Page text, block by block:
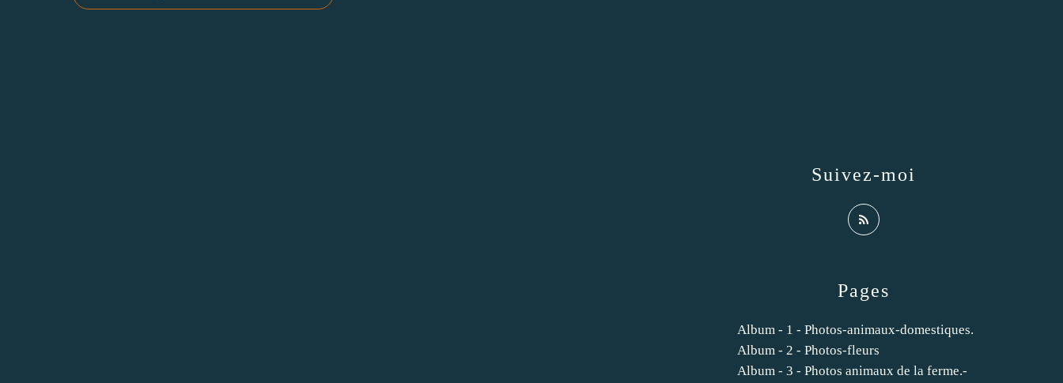
Pages
Album - 1 - Photos-animaux-domestiques.
Album - 2 - Photos-fleurs
Album - 3 - Photos animaux de la ferme.-
Suivez-moi